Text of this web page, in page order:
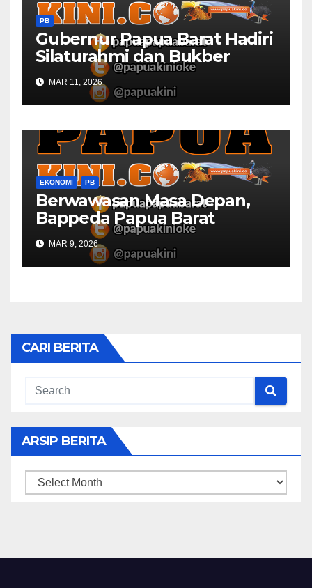
PB
Gubernur Papua Barat Hadiri
Silaturahmi dan Bukber
Bersama DPR RI dan
Mendagri di IPDN
MAR 11, 2026
EKONOMI PB
Berwawasan Masa Depan,
Bappeda Papua Barat
Konsultasi Publik RKPD 2027
MAR 9, 2026
CARI BERITA
ARSIP BERITA
ARSIP